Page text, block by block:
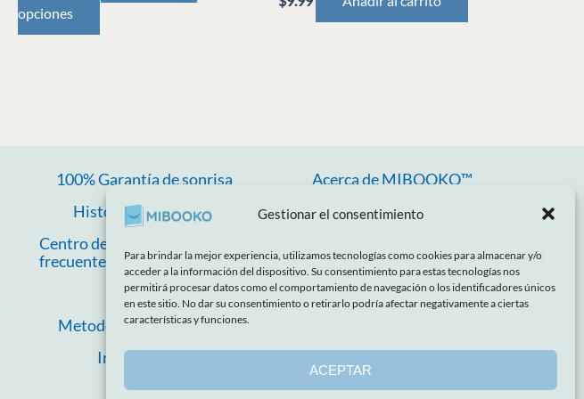
Gestionar el consentimiento
Para brindar la mejor experiencia, utilizamos tecnologías como cookies para almacenar y/o
acceder a la información del dispositivo. Su consentimiento para estas tecnologías nos
permitirá procesar datos como el comportamiento de navegación o los identificadores únicos
en este sitio. No dar su consentimiento o retirarlo podría afectar negativamente a ciertas
características y funciones.
ACEPTAR
opciones
100% Garantía de sonrisa
Historias de clientes
Centro de ayuda y preguntas
frecuentes
Blog
Metodología y seguridad
Investigación
Acerca de MIBOOKO™
Carreras
Fogonadura
Prensa y medios